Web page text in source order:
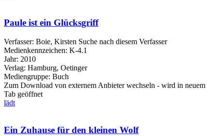
Paule ist ein Glücksgriff
Verfasser: Boie, Kirsten Suche nach diesem Verfasser
Medienkennzeichen: K-4.1
Jahr: 2010
Verlag: Hamburg, Oetinger
Mediengruppe: Buch
Zum Download von externem Anbieter wechseln - wird in neuem
Tab geöffnet
lädt
Ein Zuhause für den kleinen Wolf